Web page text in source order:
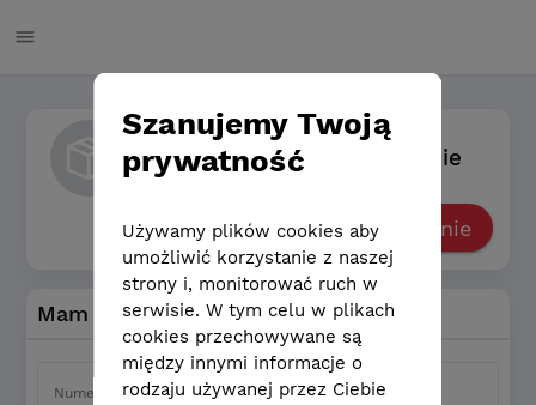
Chcę złożyć nowe zamówienie
Nowe zamówienie
Mam zamówienie
Numer zamówienia
Szanujemy Twoją
prywatność
Używamy plików cookies aby
umożliwić korzystanie z naszej
strony i, monitorować ruch w
serwisie. W tym celu w plikach
cookies przechowywane są
między innymi informacje o
rodzaju używanej przez Ciebie